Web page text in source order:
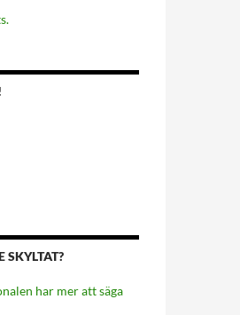
SKYLTAT?
har mer att säga